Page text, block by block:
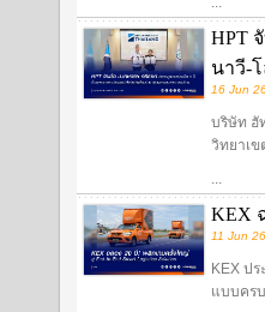
HPT
นาวี-
16 Jun
บริษัท ฮั
วิทยาเ
...
KEX
11 Jun
KEX ป
แบบครบ